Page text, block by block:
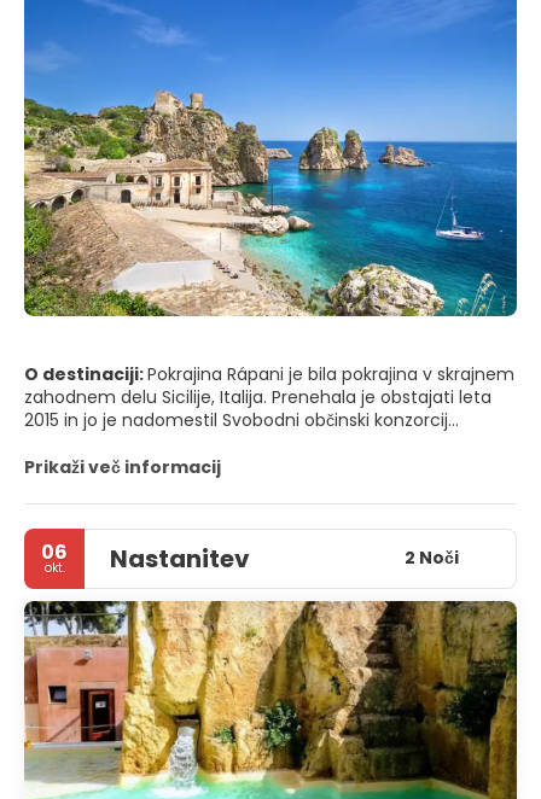
O destinaciji:Pokrajina Rápani je bila pokrajina v skrajnem
zahodnem delu Sicilije, Italija. Prenehala je obstajati leta
2015 in jo je nadomestil Svobodni občinski konzorcij
jugovzhodu z Agrigentom, na zahodu in jugu je mejila na
površino 2.460 km2 in skupno prebivalstvo 436.459
prebivalcev.
Prikaži več informacij
06
okt. Nastanitev 2 Noči